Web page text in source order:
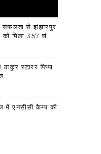
सफलता से झंझारपुर
मिला 357 वां
स्टारर पिप्पा
एनसीसी कैम्प की